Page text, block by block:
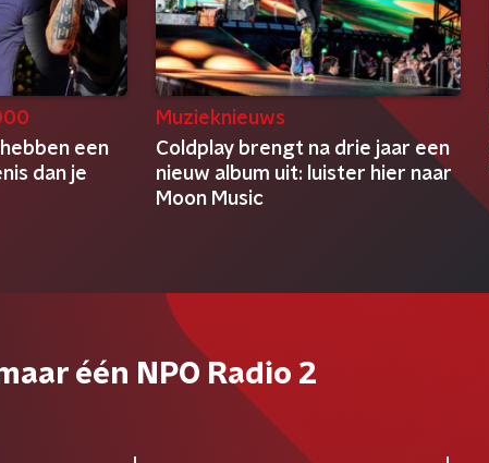
een
dan je
Muzieknieuws
Coldplay brengt na drie jaar een
nieuw album uit: luister hier naar
Moon Music
één NPO Radio 2